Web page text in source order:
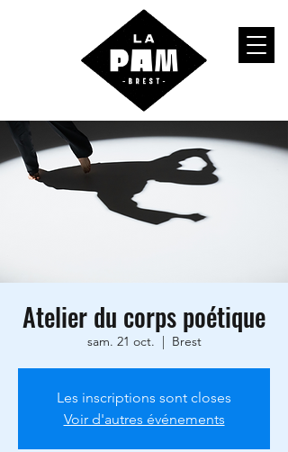
Atelier du corps poétique
sam. 21 oct.
  |
Brest
Les inscriptions sont closes
Voir d'autres événements